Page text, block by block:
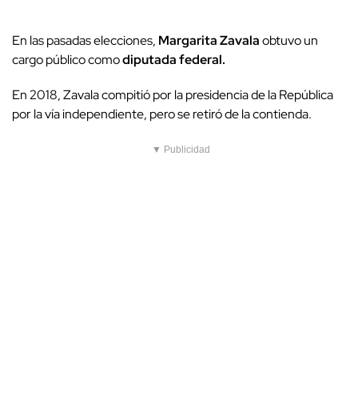
En las pasadas elecciones, Margarita Zavalaobtuvo un
cargo público comodiputada federal.
En 2018, Zavala compitió por la presidencia de la República
por la vía independiente, pero se retiró de la contienda.
▼ Publicidad